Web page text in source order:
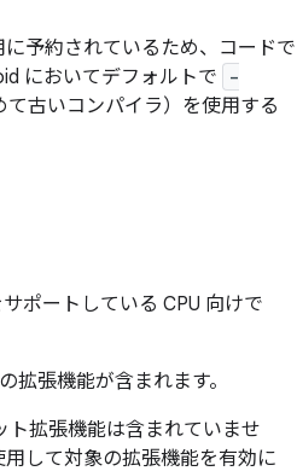
予約されているため、コードで
においてデフォルトで
-
古いコンパイラ）を使用する
ポートしている CPU 向けで
の拡張機能が含まれます。
ト拡張機能は含まれていませ
して対象の拡張機能を有効に